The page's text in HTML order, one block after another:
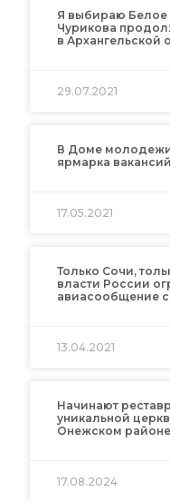
Я выбираю Белое
Чурикова
в Архангельской
29.07.2021
В Доме
ярмарка вакансий
17.05.2021
Только Сочи,
власти России
авиасообщение
13.04.2021
Начинают
уникальной
Онежском районе
17.08.2024